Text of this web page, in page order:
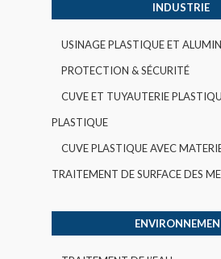
INDUSTRIE
USINAGE PLASTIQUE ET
PROTECTION & SÉCURITÉ
CUVE ET TUYAUTERIE
PLASTIQUE
CUVE PLASTIQUE AVEC
TRAITEMENT DE SURFACE DES